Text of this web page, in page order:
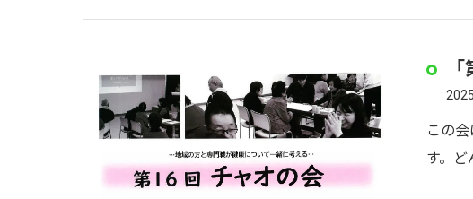
この
す。